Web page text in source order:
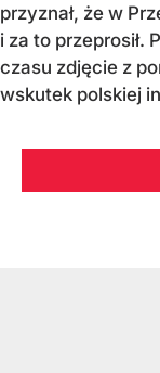
przyznał, że w
i za to przeprosił.
czasu zdjęcie z
wskutek polskiej